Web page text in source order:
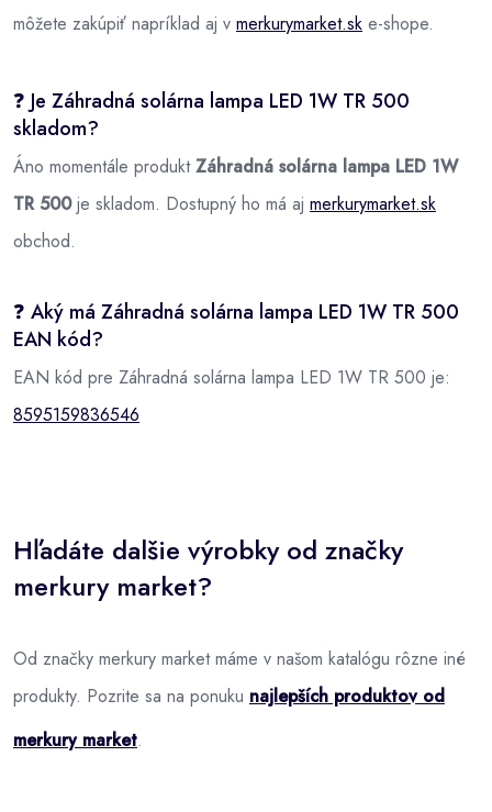
môžete zakúpiť napríklad aj v merkurymarket.sk e-shope.
❓ Je Záhradná solárna lampa LED 1W TR 500
skladom?
Áno momentále produktZáhradná solárna lampa LED 1W
TR 500je skladom. Dostupný ho má aj merkurymarket.sk
obchod.
❓ Aký má Záhradná solárna lampa LED 1W TR 500
EAN kód?
EAN kód pre Záhradná solárna lampa LED 1W TR 500 je:
8595159836546
Hľadáte dalšie výrobky od značky
merkury market?
Od značky merkury market máme v našom katalógu rôzne iné
produkty. Pozrite sa na ponuku najlepších produktov od
merkury market.